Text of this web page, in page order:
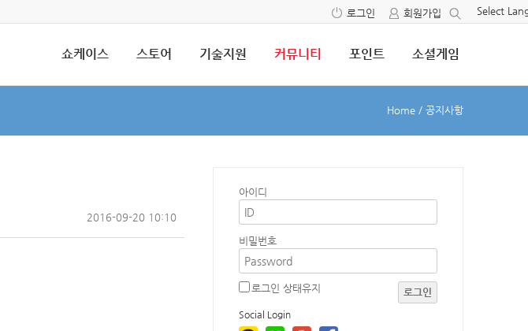
Select
로그인 회원가입
쇼케이스 스토어 기술지원 커뮤니티 포인트 소셜게임
Home / 공지사항
2016-09-20 10:10
아이디
비밀번호
로그인 상태유지 로그인
Social Login